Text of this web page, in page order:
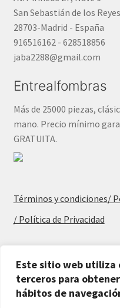
Este sitio web utiliza
terceros para
hábitos de
San Sebastián de los Reyes
28703-Madrid - España
916516162 - 628518856
jaba2288@gmail.com
Entrealfombras
Más de 25000 piezas,
mano. Precio mínimo
GRATUITA.
Términos y condiciones/
/ Política de Privacidad
Alfombras baratas
Procedencia de las